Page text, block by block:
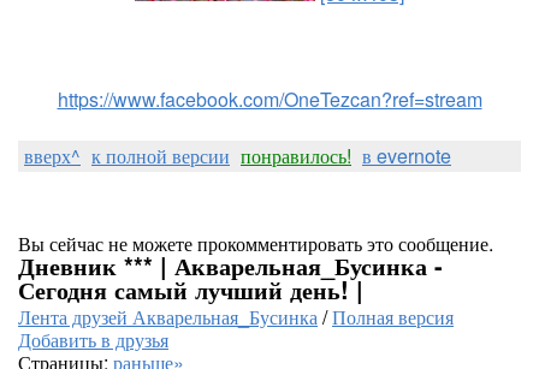
https://www.facebook.com/OneTezcan?ref=stream
вверх^ к полной версии понравилось! в evernote
Вы сейчас не можете прокомментировать это сообщение.
Дневник *** | Акварельная_Бусинка -
Сегодня самый лучший день! |
Лента друзей Акварельная_Бусинка/Полная версия
Добавить в друзья
Страницы: раньше»